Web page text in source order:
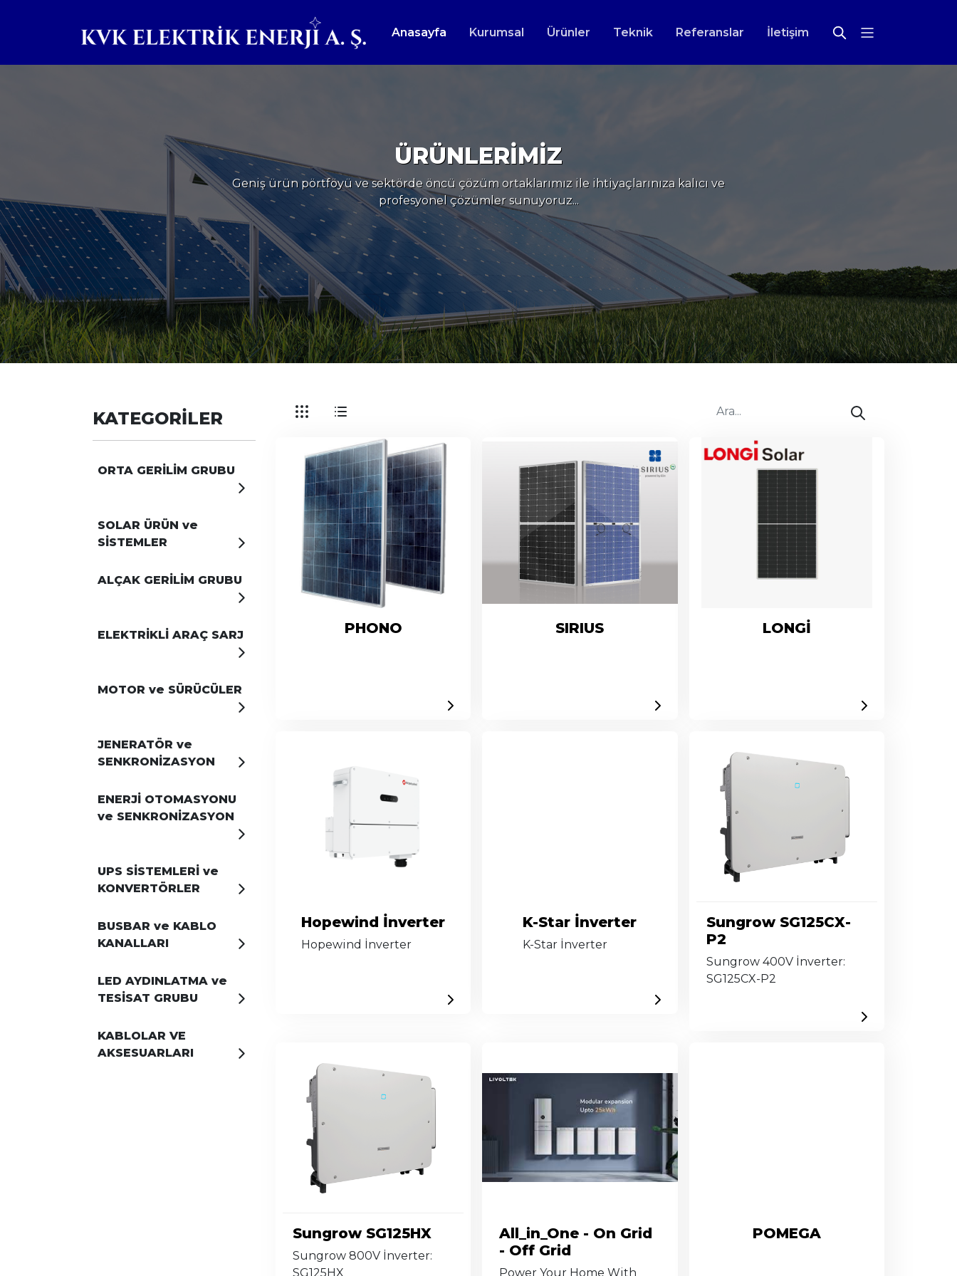
Anasayfa Kurumsal Ürünler Teknik Referanslar İletişim
ÜRÜNLERİMİZ
Geniş ürün pörtföyü ve sektörde öncü çözüm ortaklarımız ile ihtiyaçlarınıza kalıcı ve
profesyonel çözümler sunuyoruz...
KATEGORİLER
ORTA GERİLİM GRUBU
SOLAR ÜRÜN ve
SİSTEMLER
ALÇAK GERİLİM GRUBU
ELEKTRİKLİ ARAÇ SARJ
MOTOR ve SÜRÜCÜLER
JENERATÖR ve
SENKRONİZASYON
ENERJİ OTOMASYONU
ve SENKRONİZASYON
UPS SİSTEMLERİ ve
KONVERTÖRLER
BUSBAR ve KABLO
KANALLARI
LED AYDINLATMA ve
TESİSAT GRUBU
KABLOLAR VE
AKSESUARLARI
PHONO SIRIUS LONGİ
Hopewind İnverter
Hopewind İnverter
K-Star İnverter
K-Star İnverter
Sungrow SG125CX-
P2
Sungrow 400V İnverter:
SG125CX-P2
Sungrow SG125HX
Sungrow 800V İnverter:
SG125HX
All_in_One - On Grid
- Off Grid
Power Your Home With
POMEGA